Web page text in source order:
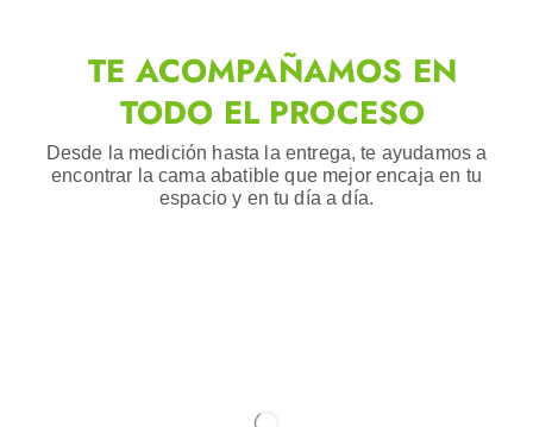
TE ACOMPAÑAMOS EN
TODO EL PROCESO
Desde la medición hasta la entrega, te ayudamos a
encontrar la cama abatible que mejor encaja en tu
espacio y en tu día a día.